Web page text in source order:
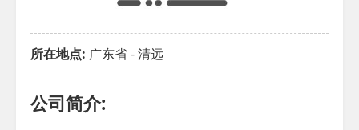
所在地点: 广东省 - 清远
公司简介: